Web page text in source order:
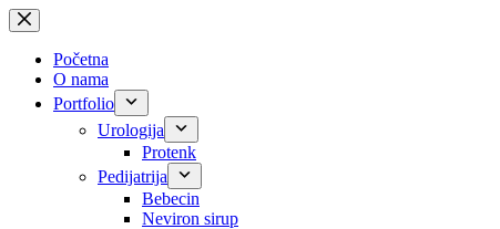
Skip
to
contentPočetna
O nama
Portfolio
Urologija
Protenk
Pedijatrija
Bebecin
Neviron sirup